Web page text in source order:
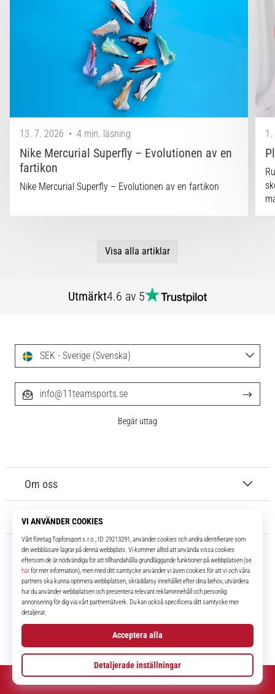
13. 7. 2026 • 4 min. läsning
Nike Mercurial Superfly – Evolutionen av en
fartikon
Nike Mercurial Superfly – Evolutionen av en fartikon
1.
Visa alla artiklar
Utmärkt4.6 av 5
11teamsports.se
I över 16 år har vi varit dina lagkamrater, vilket ger dig de bästa och
senaste fotbollsprodukterna.
FacebookInstagramYouTube
Om oss
Kundtjänst
SEK - Sverige (Svenska)
info@11teamsports.se
Begär uttag